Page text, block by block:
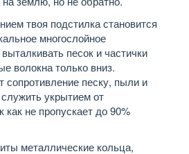
твоя подстилка становится
многослойное
песок и частички
волокна только вниз.
сопротивление песку, пыли и
укрытием от
как не пропускает до 90%
металлические кольца,